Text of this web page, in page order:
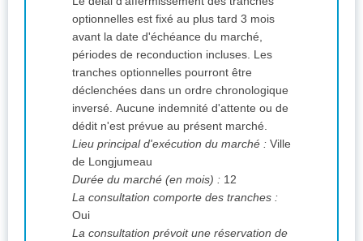
optionnelles est fixé au plus tard 3 mois
avant la date d'échéance du marché,
périodes de reconduction incluses. Les
tranches optionnelles pourront être
déclenchées dans un ordre chronologique
inversé. Aucune indemnité d'attente ou de
dédit n'est prévue au présent marché.
Lieu principal d'exécution du marché : Ville
de Longjumeau
Durée du marché (en mois) : 12
La consultation comporte des tranches :
Oui
La consultation prévoit une réservation de